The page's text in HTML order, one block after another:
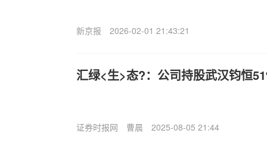
新京报 2026-02-01 21:43:21
汇绿<生>态?：公司持股武汉钧恒
证券时报网 曹晨 2025-08-05 21:44